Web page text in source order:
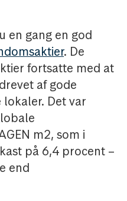
en gang en god
. De
fortsatte med at
af gode
Det var
m2, som i
på 6,4 procent –
end